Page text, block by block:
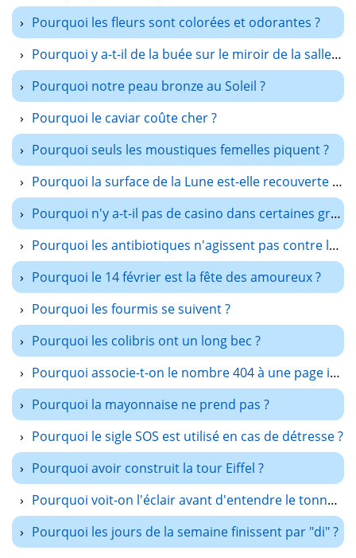
Pourquoi les fleurs sont colorées et odorantes ?
Pourquoi y a-t-il de la buée sur le miroir de la salle de bains ?
Pourquoi notre peau bronze au Soleil ?
Pourquoi le caviar coûte cher ?
Pourquoi seuls les moustiques femelles piquent ?
Pourquoi la surface de la Lune est-elle recouverte de cratères ?
Pourquoi n'y a-t-il pas de casino dans certaines grandes villes françaises ?
Pourquoi les antibiotiques n'agissent pas contre les virus ?
Pourquoi le 14 février est la fête des amoureux ?
Pourquoi les fourmis se suivent ?
Pourquoi les colibris ont un long bec ?
Pourquoi associe-t-on le nombre 404 à une page introuvable ?
Pourquoi la mayonnaise ne prend pas ?
Pourquoi le sigle SOS est utilisé en cas de détresse ?
Pourquoi avoir construit la tour Eiffel ?
Pourquoi voit-on l'éclair avant d'entendre le tonnerre ?
Pourquoi les jours de la semaine finissent par "di" ?